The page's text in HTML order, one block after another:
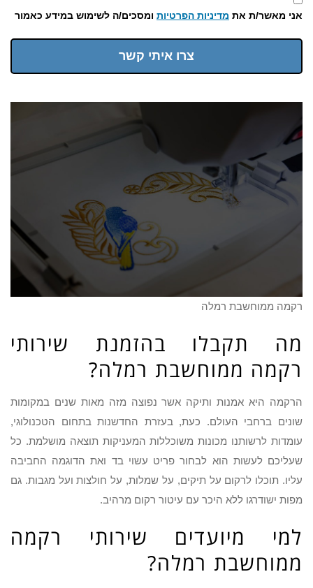
אני מאשר/ת את מדיניות הפרטיות ומסכים/ה לשימוש במידע כאמור
צרו איתי קשר
רקמה ממוחשבת רמלה
מה תקבלו בהזמנת שירותי
רקמה ממוחשבת רמלה?
הרקמה היא אמנות ותיקה אשר נפוצה מזה מאות שנים במקומות
שונים ברחבי העולם. כעת, בעזרת החדשנות בתחום הטכנולוגי,
עומדות לרשותנו מכונות משוכללות המעניקות תוצאה מושלמת. כל
שעליכם לעשות הוא לבחור פריט עשוי בד ואת הדוגמה החביבה
עליו. תוכלו לרקום על תיקים, על שמלות, על חולצות ועל מגבות. גם
מפות ישודרגו ללא היכר עם עיטור רקום מרהיב.
למי מיועדים שירותי רקמה
ממוחשבת רמלה?